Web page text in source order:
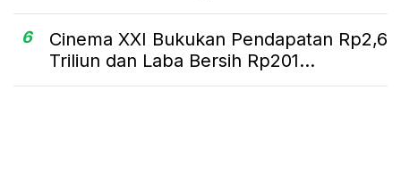
6
Cinema XXI Bukukan Pendapatan Rp2,6
Triliun dan Laba Bersih Rp201...